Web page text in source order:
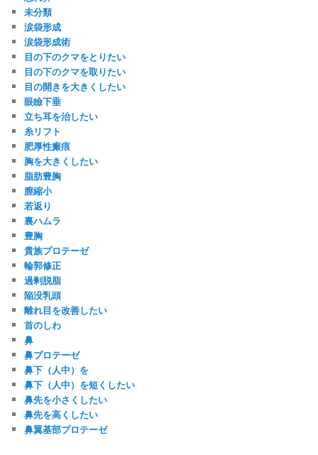
未分類
涙袋形成
涙袋形成術
目の下のクマをとりたい
目の下のクマを取りたい
目の開きを大きくしたい
眼瞼下垂
立ち耳を治したい
糸リフト
肥厚性瘢痕
胸を大きくしたい
脂肪豊胸
膣縮小
若返り
裏ハムラ
豊胸
貴族プロテーゼ
輪郭修正
過剰脱脂
陥没乳頭
離れ目を改善したい
首のしわ
鼻
鼻プロテーゼ
鼻下（人中）を
鼻下（人中）を短くしたい
鼻先を小さくしたい
鼻先を高くしたい
鼻翼基部プロテーゼ